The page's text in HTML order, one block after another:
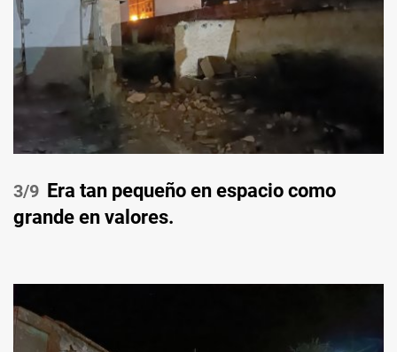
/9 Era tan pequeño en espacio como
grande en valores.